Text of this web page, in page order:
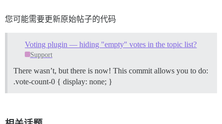
您可能需要更新原始帖子的代码
Voting plugin — hiding "empty" votes in the topic list?
Support
There wasn’t, but there is now! This commit allows you to do:
.vote-count-0 { display: none; }